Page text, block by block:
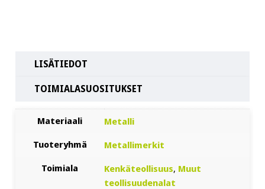
LISÄTIEDOT
TOIMIALASUOSITUKSET
Materiaali
Metalli
Tuoteryhmä
Metallimerkit
Toimiala
Kenkäteollisuus, Muut
teollisuudenalat